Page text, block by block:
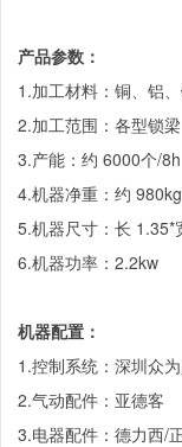
产品参数：
1.加工材料：铜、铝
2.加工范围：各型锁梁
3.产能：约 6000个/8h
4.机器净重：约 980kg
5.机器尺寸：长 1.35*
6.机器功率：2.2kw
机器配置：
1.控制系统：深圳众
2.气动配件：亚德客
3.电器配件：德力西/